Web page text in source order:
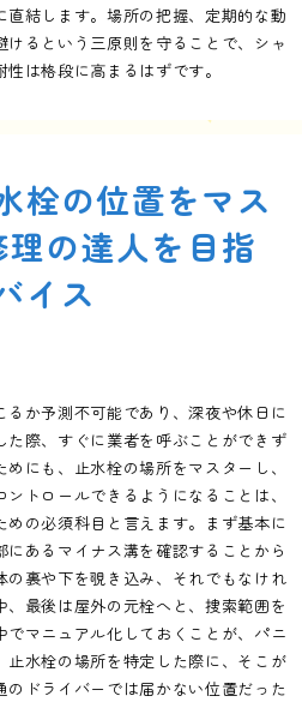
結します。場所の把握、定期的な動
るという三原則を守ることで、シャ
は格段に高まるはずです。
栓の位置をマス
の達人を目指
イス
か予測不可能であり、深夜や休日に
た際、すぐに業者を呼ぶことができず
にも、止水栓の場所をマスターし、
トロールできるようになることは、
めの必須科目と言えます。まず基本に
あるマイナス溝を確認することから
裏や下を覗き込み、それでもなけれ
最後は屋外の元栓へと、捜索範囲を
マニュアル化しておくことが、パニ
止水栓の場所を特定した際に、そこが
ドライバーでは届かない位置だった